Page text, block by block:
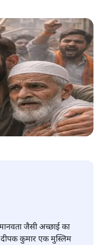
जैसी अच्छाई का
दीपक कुमार एक मुस्लिम